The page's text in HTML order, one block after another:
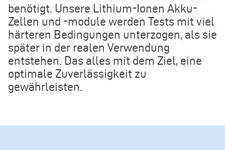
benötigt. Unsere Lithium-Ionen Akku-
Zellen und -module werden Tests mit viel
härteren Bedingungen unterzogen, als sie
später in der realen Verwendung
entstehen. Das alles mit dem Ziel, eine
optimale Zuverlässigkeit zu
gewährleisten.